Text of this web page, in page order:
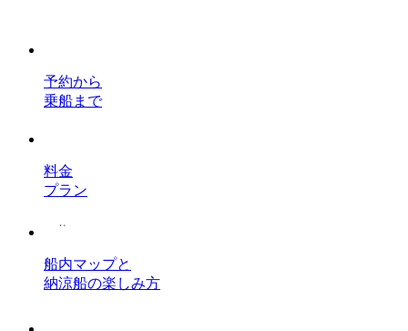
予約から
乗船まで
料金
プラン
船内マップと
納涼船の楽しみ方